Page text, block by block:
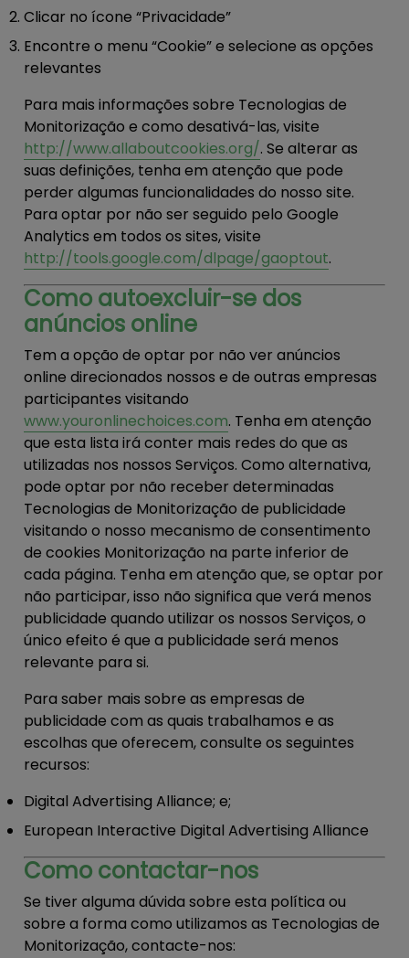
Clicar no ícone “Privacidade”
Encontre o menu “Cookie” e selecione as opções
relevantes
Para mais informações sobre Tecnologias de
Monitorização e como desativá-las, visite
http://www.allaboutcookies.org/. Se alterar as
suas definições, tenha em atenção que pode
perder algumas funcionalidades do nosso site.
Para optar por não ser seguido pelo Google
Analytics em todos os sites, visite
http://tools.google.com/dlpage/gaoptout.
Como autoexcluir-se dos
anúncios online
Tem a opção de optar por não ver anúncios
online direcionados nossos e de outras empresas
participantes visitando
www.youronlinechoices.com. Tenha em atenção
que esta lista irá conter mais redes do que as
utilizadas nos nossos Serviços. Como alternativa,
pode optar por não receber determinadas
Tecnologias de Monitorização de publicidade
visitando o nosso mecanismo de consentimento
de cookies Monitorização na parte inferior de
cada página. Tenha em atenção que, se optar por
não participar, isso não significa que verá menos
publicidade quando utilizar os nossos Serviços, o
único efeito é que a publicidade será menos
relevante para si.
Para saber mais sobre as empresas de
publicidade com as quais trabalhamos e as
escolhas que oferecem, consulte os seguintes
recursos:
Digital Advertising Alliance; e;
European Interactive Digital Advertising Alliance
Como contactar-nos
Se tiver alguma dúvida sobre esta política ou
sobre a forma como utilizamos as Tecnologias de
Monitorização, contacte-nos: